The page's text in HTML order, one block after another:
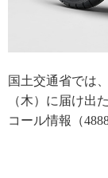
国土交通省では
（木）に届け出
コール情報（